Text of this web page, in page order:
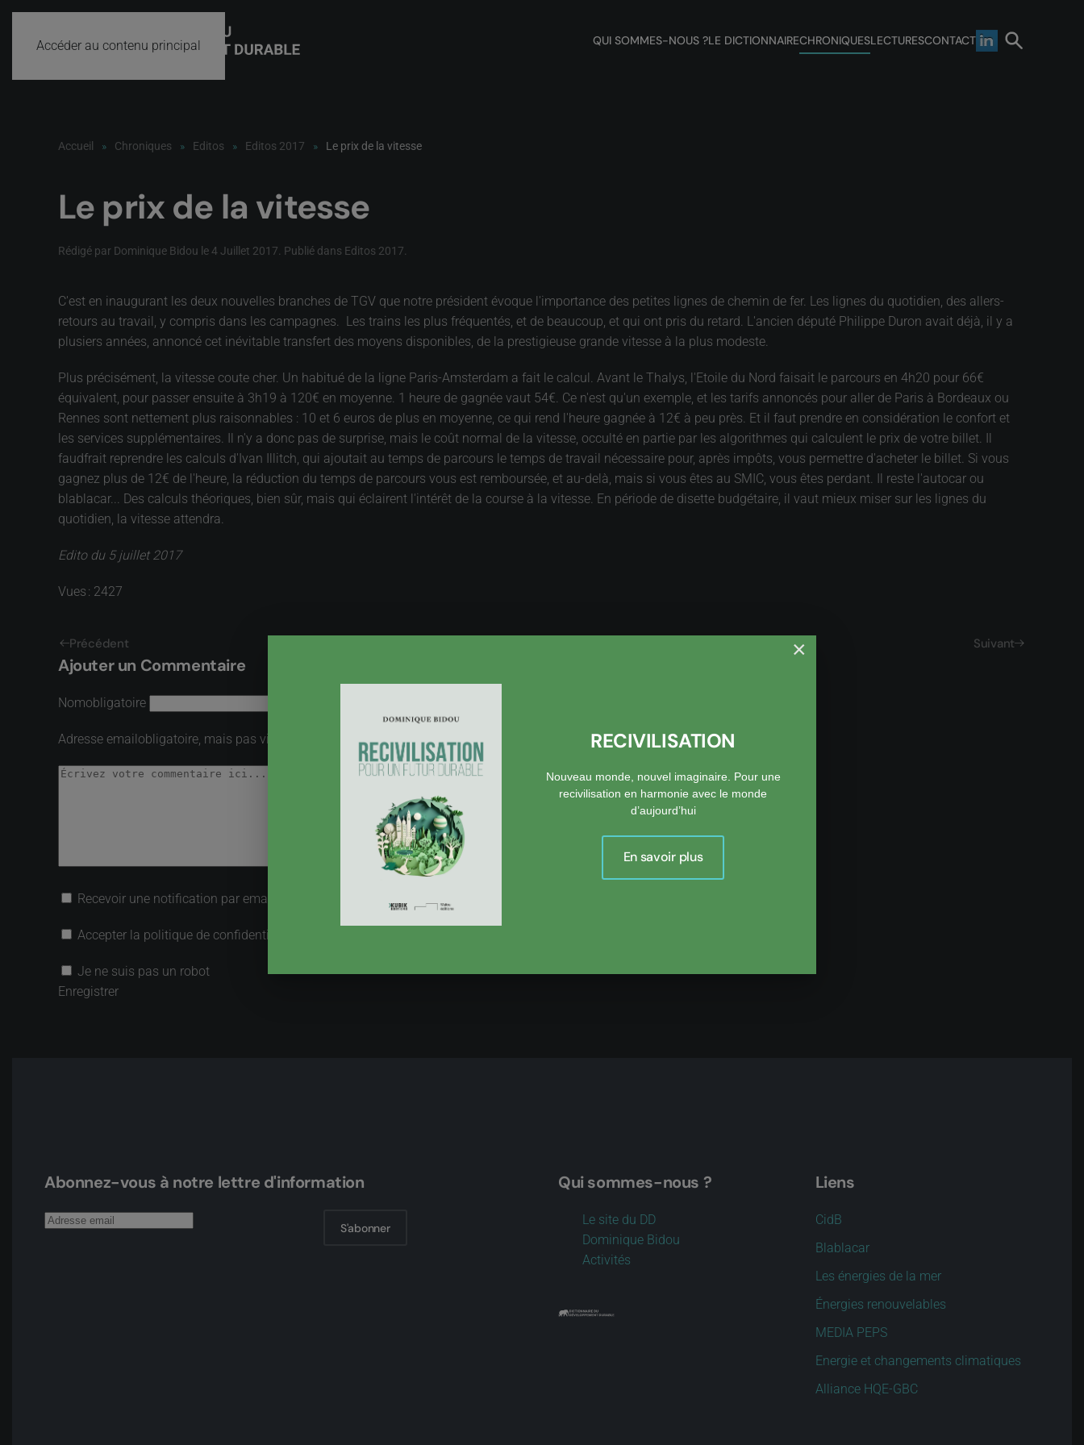
Accéder au contenu principal QUI SOMMES-NOUS ?LE DICTIONNAIRECHRONIQUESLECTURESCONTACT
Accueil Chroniques Editos Editos 2017 Le prix de la vitesse
Le prix de la vitesse
Rédigé par Dominique Bidou le4 Juillet 2017 . Publié dans Editos 2017
C'est en inaugurant les deux nouvelles branches de TGV que notre président évoque l'importance des petites lignes de chemin de fer. Les lignes du quotidien, des allers-
retours au travail, y compris dans les campagnes. Les trains les plus fréquentés, et de beaucoup, et qui ont pris du retard. L'ancien député Philippe Duron avait déjà, il y a
plusiers années, annoncé cet inévitable transfert des moyens disponibles, de la prestigieuse grande vitesse à la plus modeste.
Plus précisément, la vitesse coute cher. Un habitué de la ligne Paris-Amsterdam a fait le calcul. Avant le Thalys, l'Etoile du Nord faisait le parcours en 4h20 pour 66€
équivalent, pour passer ensuite à 3h19 à 120€ en moyenne. 1 heure de gagnée vaut 54€. Ce n'est qu'un exemple, et les tarifs annoncés pour aller de Paris à Bordeaux ou
Rennes sont nettement plus raisonnables : 10 et 6 euros de plus en moyenne, ce qui rend l'heure gagnée à 12€ à peu près. Et il faut prendre en considération le confort et
les services supplémentaires. Il n'y a donc pas de surprise, mais le coût normal de la vitesse, occulté en partie par les algorithmes qui calculent le prix de votre billet. Il
faudfrait reprendre les calculs d'Ivan Illitch, qui ajoutait au temps de parcours le temps de travail nécessaire pour, après impôts, vous permettre d'acheter le billet. Si vous
gagnez plus de 12€ de l'heure, la réduction du temps de parcours vous est remboursée, et au-delà, mais si vous êtes au SMIC, vous êtes perdant. Il reste l'autocar ou
blablacar... Des calculs théoriques, bien sûr, mais qui éclairent l'intérêt de la course à la vitesse. En période de disette budgétaire, il vaut mieux miser sur les lignes du
quotidien, la vitesse attendra.
Edito du 5 juillet 2017
Vues : 2427
Précédent Suivant
Ajouter un Commentaire
Nomobligatoire
Adresse emailobligatoire, mais pas visible
Recevoir une notification par email lorsqu’une réponse est postée
Accepter la politique de confidentialité
Je ne suis pas un robot
Enregistrer
Abonnez-vous à notre lettre d'information
S'abonner
Qui sommes-nous ?
Le site du DD
Dominique Bidou
Activités
Liens
CidB
Blablacar
Les énergies de la mer
Énergies renouvelables
MEDIA PEPS
Energie et changements climatiques
Alliance HQE-GBC
×
RECIVILISATION
Nouveau monde, nouvel imaginaire. Pour une
recivilisation en harmonie avec le monde
d’aujourd’hui
En savoir plus